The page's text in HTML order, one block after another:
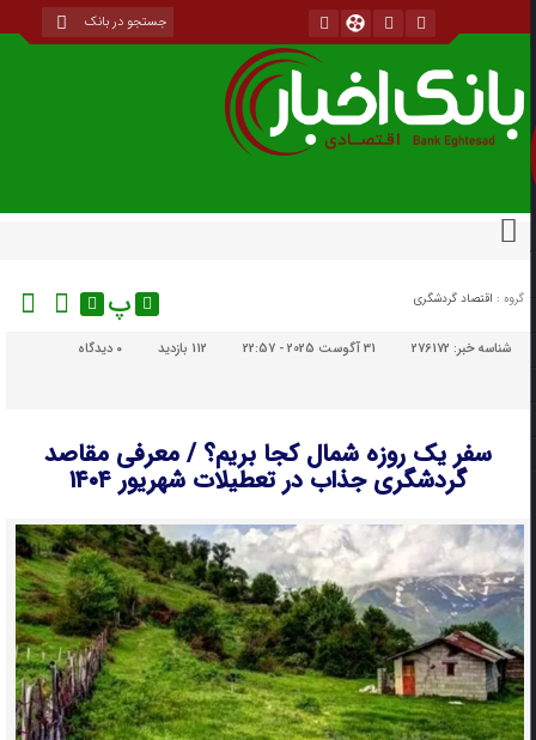
گروه : اقتصاد گردشگری پ
شناسه خبر:276172 31 آگوست 2025 - 22:57 112 بازدید دیدگاه
سفر یک روزه شمال کجا بریم؟ / معرفی مقاصد
گردشگری جذاب در تعطیلات شهریور ۱۴۰۴